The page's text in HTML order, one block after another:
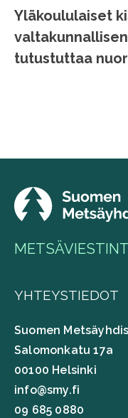
Yläkoululaiset
tutustuttaa
YHTEYSTIEDOT
Suomen
Salomonkatu 17a
00100 Helsinki
info@smy.fi
09 685 0880